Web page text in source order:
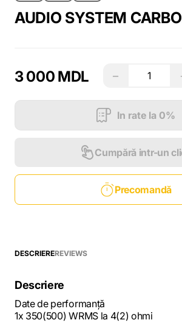
AUDIO SYSTEM
3 000 MDL −
In rate la 0%
Cumpără intr-un
Precomandă
DESCRIEREREVIEWS
Descriere
Date de performanță
1x 350(500) WRMS la 4(2) ohmi